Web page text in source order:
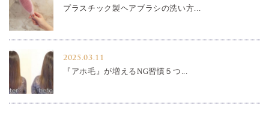
プラスチック製ヘアブラシの洗い方...
2025.03.11
『アホ毛』が増えるNG習慣５つ...